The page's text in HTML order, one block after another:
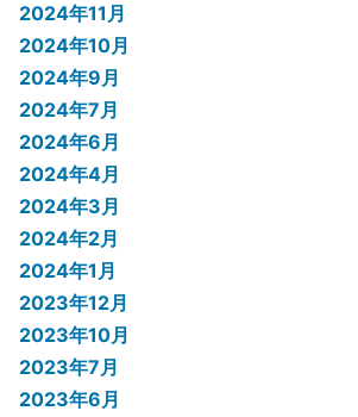
2024年11月
2024年10月
2024年9月
2024年7月
2024年6月
2024年4月
2024年3月
2024年2月
2024年1月
2023年12月
2023年10月
2023年7月
2023年6月